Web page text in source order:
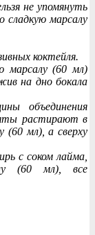
не упомянуть
сладкую марсалу
коктейля.
марсалу (60 мл)
на дно бокала
объединения
растирают в
(60 мл), а сверху
с соком лайма,
(60 мл), все